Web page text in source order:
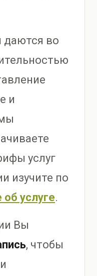
даются во
и
услуг
изучите по
услуге.
Вы
, чтобы